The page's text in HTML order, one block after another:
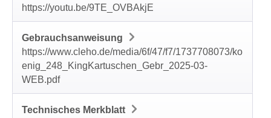
https://youtu.be/9TE_OVBAkjE
Gebrauchsanweisung
https://www.cleho.de/media/6f/47/f7/1737708073/ko
enig_248_KingKartuschen_Gebr_2025-03-
WEB.pdf
Technisches Merkblatt